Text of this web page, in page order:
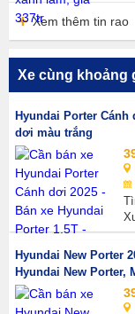
Xem thêm tin rao
Xe cùng khoảng
Hyundai Porter Cánh
dơi màu trắng
Hyundai New Porter
Hyundai New Porter,